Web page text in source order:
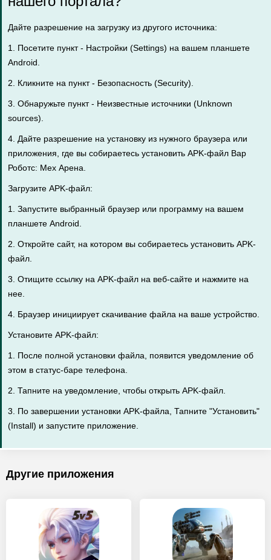
Дайте разрешение на загрузку из другого источника:
1. Посетите пункт - Настройки (Settings) на вашем планшете
Android.
2. Кликните на пункт - Безопасность (Security).
3. Обнаружьте пункт - Неизвестные источники (Unknown
sources).
4. Дайте разрешение на установку из нужного браузера или
приложения, где вы собираетесь установить APK-файл Вар
Роботс: Мех Арена.
Загрузите APK-файл:
1. Запустите выбранный браузер или программу на вашем
планшете Android.
2. Откройте сайт, на котором вы собираетесь установить APK-
файл.
3. Отищите ссылку на APK-файл на веб-сайте и нажмите на
нее.
4. Браузер инициирует скачивание файла на ваше устройство.
Установите APK-файл:
1. После полной установки файла, появится уведомление об
этом в статус-баре телефона.
2. Тапните на уведомление, чтобы открыть APK-файл.
3. По завершении установки APK-файла, Тапните "Установить"
(Install) и запустите приложение.
Другие приложения